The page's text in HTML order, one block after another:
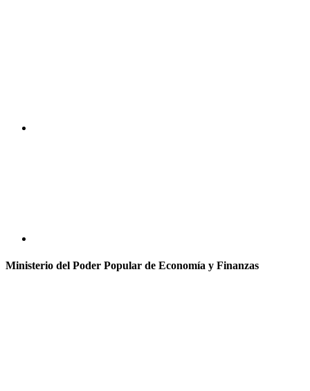
Ministerio del Poder Popular de Economía y Finanzas